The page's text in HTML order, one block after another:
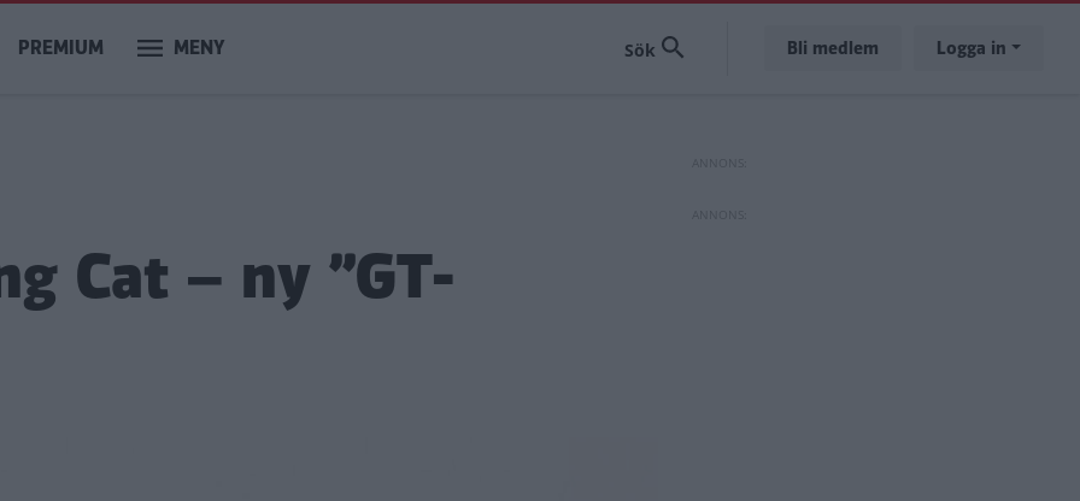
PREMIUM MENY Bli medlem Logga in
Cat – ny ”GT-